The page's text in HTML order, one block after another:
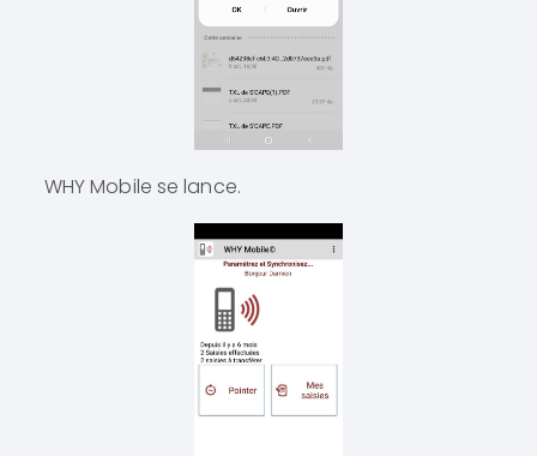
WHY Mobile se lance.